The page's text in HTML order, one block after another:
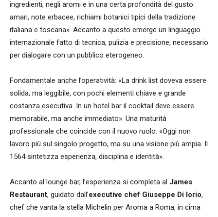
ingredienti, negli aromi e in una certa profondità del gusto:
amari, note erbacee, richiami botanici tipici della tradizione
italiana e toscana». Accanto a questo emerge un linguaggio
internazionale fatto di tecnica, pulizia e precisione, necessario
per dialogare con un pubblico eterogeneo.
Fondamentale anche l’operatività: «La drink list doveva essere
solida, ma leggibile, con pochi elementi chiave e grande
costanza esecutiva. In un hotel bar il cocktail deve essere
memorabile, ma anche immediato». Una maturità
professionale che coincide con il nuovo ruolo: «Oggi non
lavoro più sul singolo progetto, ma su una visione più ampia. Il
1564 sintetizza esperienza, disciplina e identità».
Accanto al lounge bar, l’esperienza si completa al James
Restaurant, guidato dall’executive chef Giuseppe Di Iorio,
chef che vanta la stella Michelin per Aroma a Roma, in cima